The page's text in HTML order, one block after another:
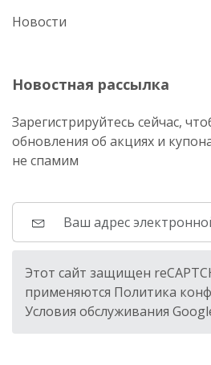
Новости
Новостная рассылка
Зарегистрируйтесь сейчас,
обновления об акциях и
не спамим
Этот сайт защищен
применяются Политика
Условия обслуживания